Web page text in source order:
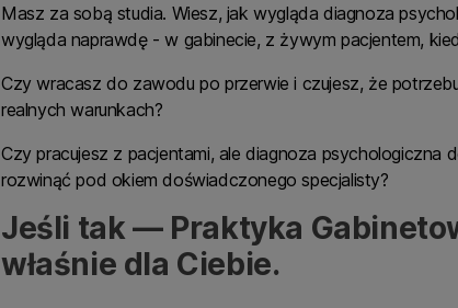
Masz za sobą studia. Wiesz, jak wygląda diagnoza
wygląda naprawdę - w gabinecie, z żywym pacjentem,
Czy wracasz do zawodu po przerwie i czujesz, że
realnych warunkach?
Czy pracujesz z pacjentami, ale diagnoza psychologiczna
rozwinąć pod okiem doświadczonego specjalisty?
Jeśli tak — Praktyka
właśnie dla Ciebie.